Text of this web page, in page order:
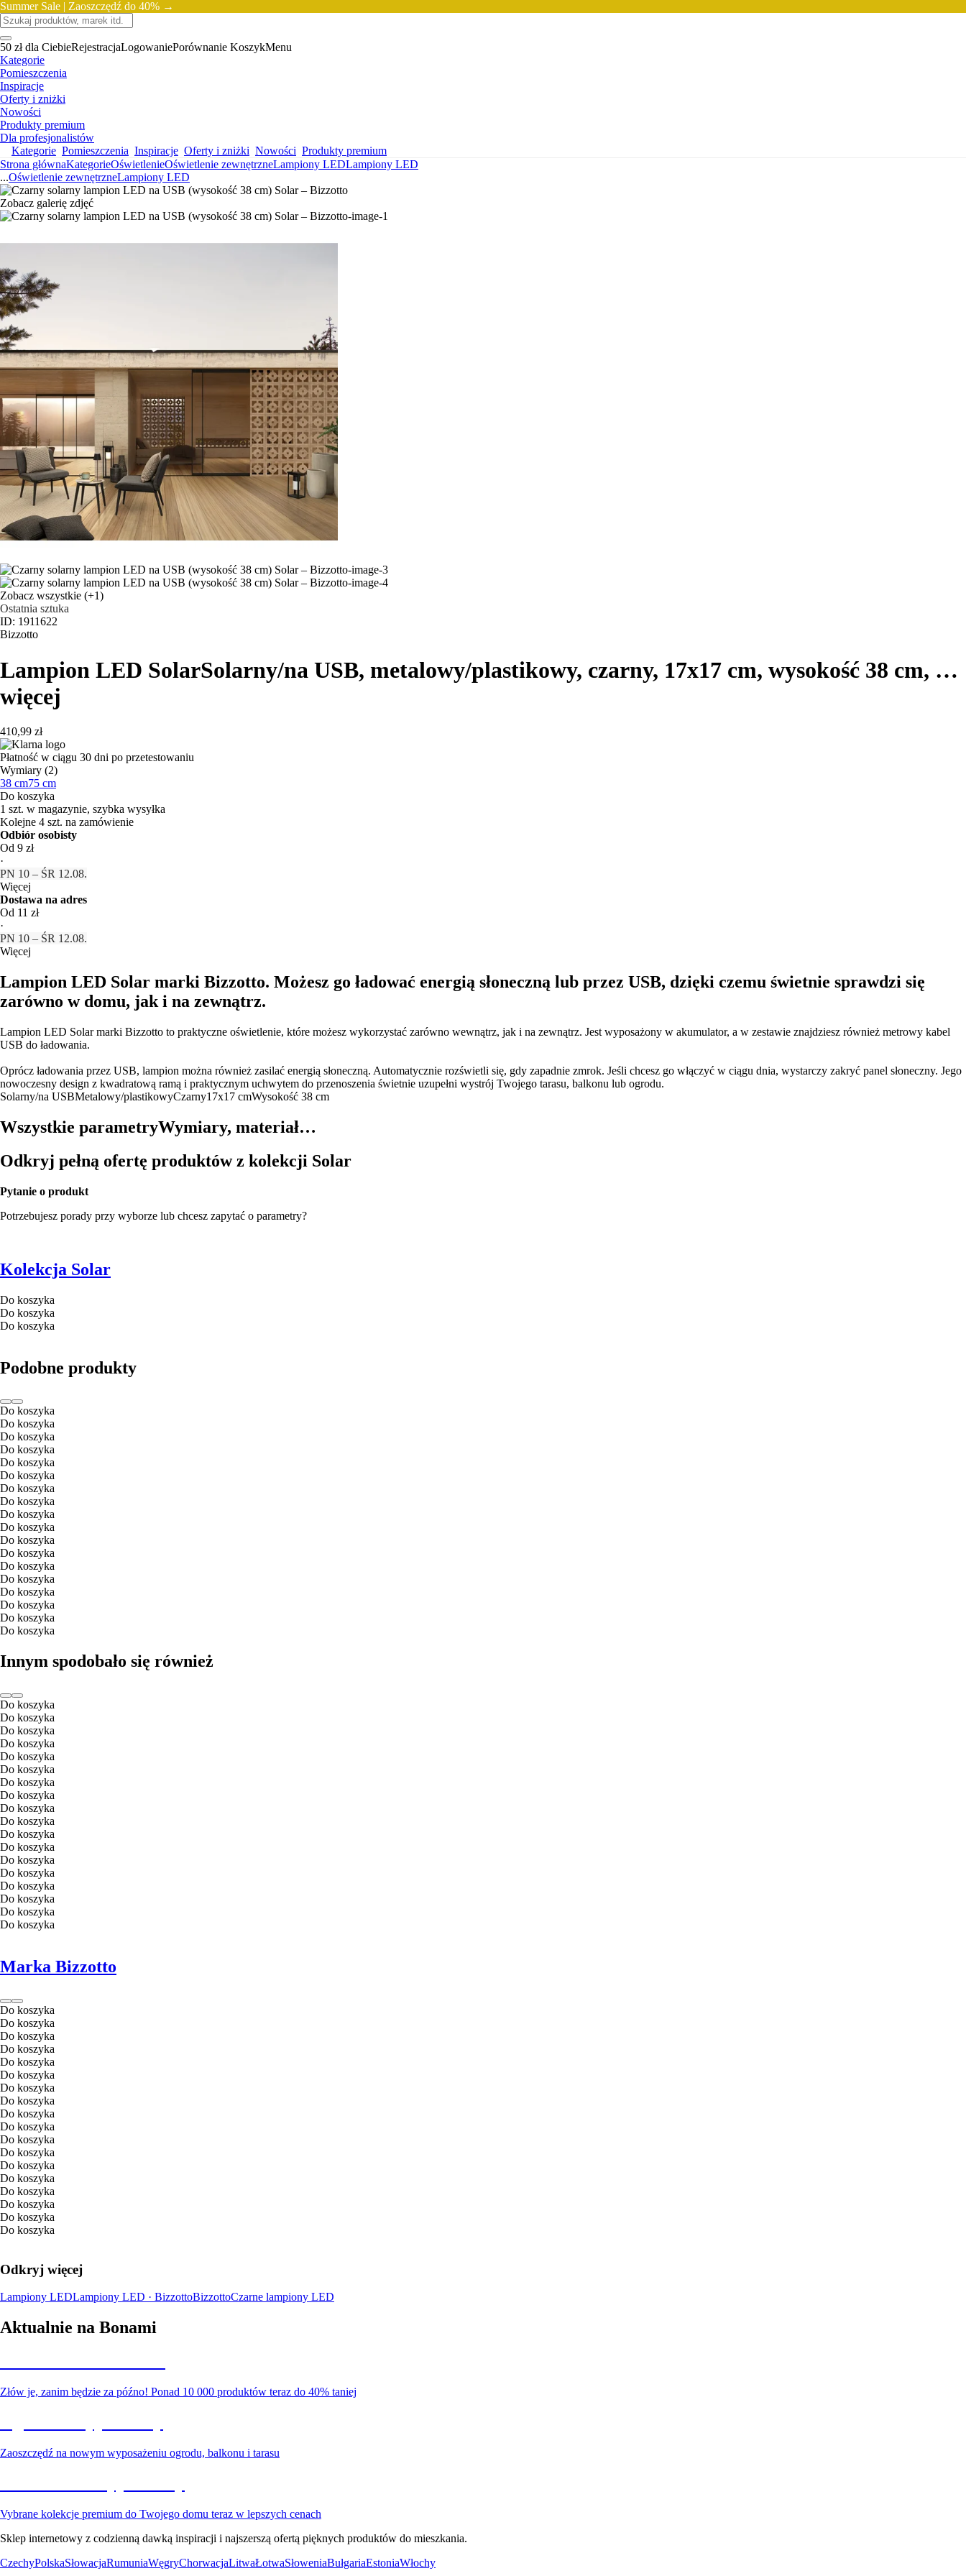
Summer Sale | Zaoszczędź do 40% →
50 zł dla CiebieRejestracjaLogowaniePorównanie KoszykMenu
Kategorie
Pomieszczenia
Inspiracje
Oferty i zniżki
Nowości
Produkty premium
Dla profesjonalistów
Kategorie Pomieszczenia Inspiracje Oferty i zniżki Nowości Produkty premium
Strona głównaKategorieOświetlenieOświetlenie zewnętrzneLampiony LEDLampiony LED
...Oświetlenie zewnętrzneLampiony LED
Zobacz galerię zdjęć
Zobacz wszystkie (+1)
Ostatnia sztuka
ID: 1911622
Bizzotto
Lampion LED SolarSolarny/na USB, metalowy/plastikowy, czarny, 17x17 cm, wysokość 38 cm, …
więcej
410,99 zł
Płatność w ciągu 30 dni po przetestowaniu
Wymiary (2)
38 cm75 cm
Do koszyka
1 szt. w magazynie, szybka wysyłka
Kolejne 4 szt. na zamówienie
Odbiór osobisty
Od 9 zł
·
PN 10 – ŚR 12.08.
Więcej
Dostawa na adres
Od 11 zł
·
PN 10 – ŚR 12.08.
Więcej
Lampion LED Solar marki Bizzotto. Możesz go ładować energią słoneczną lub przez USB, dzięki czemu świetnie sprawdzi się
zarówno w domu, jak i na zewnątrz.
Lampion LED Solar marki Bizzotto to praktyczne oświetlenie, które możesz wykorzystać zarówno wewnątrz, jak i na zewnątrz. Jest wyposażony w akumulator, a w zestawie znajdziesz również metrowy kabel
USB do ładowania.
Oprócz ładowania przez USB, lampion można również zasilać energią słoneczną. Automatycznie rozświetli się, gdy zapadnie zmrok. Jeśli chcesz go włączyć w ciągu dnia, wystarczy zakryć panel słoneczny. Jego
nowoczesny design z kwadratową ramą i praktycznym uchwytem do przenoszenia świetnie uzupełni wystrój Twojego tarasu, balkonu lub ogrodu.
Solarny/na USBMetalowy/plastikowyCzarny17x17 cmWysokość 38 cm
Wszystkie parametryWymiary, materiał…
Odkryj pełną ofertę produktów z kolekcji Solar
Pytanie o produkt
Potrzebujesz porady przy wyborze lub chcesz zapytać o parametry?
Kolekcja Solar
Do koszyka
Do koszyka
Do koszyka
Podobne produkty
Do koszyka
Do koszyka
Do koszyka
Do koszyka
Do koszyka
Do koszyka
Do koszyka
Do koszyka
Do koszyka
Do koszyka
Do koszyka
Do koszyka
Do koszyka
Do koszyka
Do koszyka
Do koszyka
Do koszyka
Do koszyka
Innym spodobało się również
Do koszyka
Do koszyka
Do koszyka
Do koszyka
Do koszyka
Do koszyka
Do koszyka
Do koszyka
Do koszyka
Do koszyka
Do koszyka
Do koszyka
Do koszyka
Do koszyka
Do koszyka
Do koszyka
Do koszyka
Do koszyka
Marka Bizzotto
Do koszyka
Do koszyka
Do koszyka
Do koszyka
Do koszyka
Do koszyka
Do koszyka
Do koszyka
Do koszyka
Do koszyka
Do koszyka
Do koszyka
Do koszyka
Do koszyka
Do koszyka
Do koszyka
Do koszyka
Do koszyka
Odkryj więcej
Lampiony LEDLampiony LED · BizzottoBizzottoCzarne lampiony LED
Aktualnie na Bonami
Złów je, zanim będzie za późno! Ponad 10 000 produktów teraz do 40% taniej
Zaoszczędź na nowym wyposażeniu ogrodu, balkonu i tarasu
Vybrane kolekcje premium do Twojego domu teraz w lepszych cenach
Sklep internetowy z codzienną dawką inspiracji i najszerszą ofertą pięknych produktów do mieszkania.
CzechyPolskaSłowacjaRumuniaWęgryChorwacjaLitwaŁotwaSłoweniaBułgariaEstoniaWłochy